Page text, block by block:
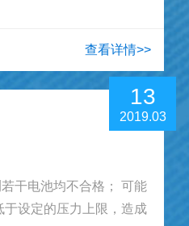
查看详情>>
13
2019.03
干电池均不合格； 可能
设定的压力上限，造成